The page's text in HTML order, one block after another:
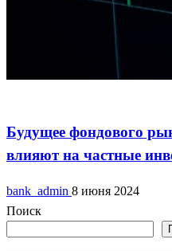
Будущее фондового
влияют на частные
bank_admin 8 июня 2024
Поиск